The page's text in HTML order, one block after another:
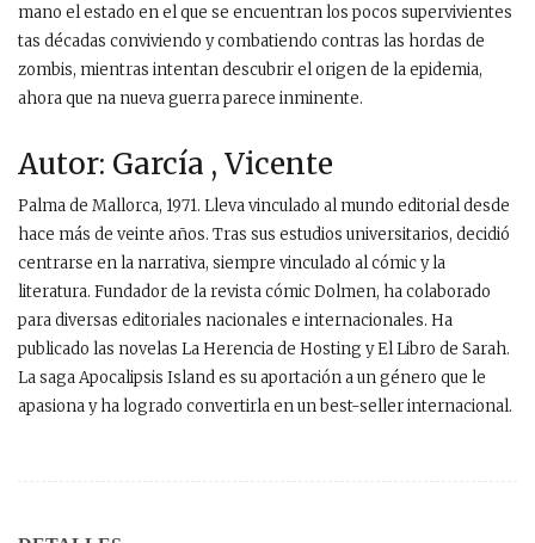
mano el estado en el que se encuentran los pocos supervivientes
tas décadas conviviendo y combatiendo contras las hordas de
zombis, mientras intentan descubrir el origen de la epidemia,
ahora que na nueva guerra parece inminente.
Autor: García , Vicente
Palma de Mallorca, 1971. Lleva vinculado al mundo editorial desde
hace más de veinte años. Tras sus estudios universitarios, decidió
centrarse en la narrativa, siempre vinculado al cómic y la
literatura. Fundador de la revista cómic Dolmen, ha colaborado
para diversas editoriales nacionales e internacionales. Ha
publicado las novelas La Herencia de Hosting y El Libro de Sarah.
La saga Apocalipsis Island es su aportación a un género que le
apasiona y ha logrado convertirla en un best-seller internacional.